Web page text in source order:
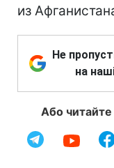
из
Не
на
Або читайте